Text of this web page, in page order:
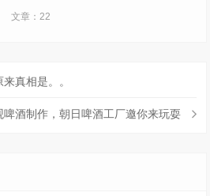
文章：22
真相是。。
酒制作，朝日啤酒工厂邀你来玩耍